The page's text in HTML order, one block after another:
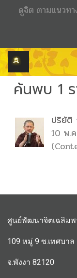
ดูจิต ตามแนวท
ค้นพบ 1 ร
ปริยัติ
10 พ.
ศูนย์พัฒนาจิตเฉลิมพ
109 หมู่ 9 ซ.เทศบาล
จ.พังงา 82120